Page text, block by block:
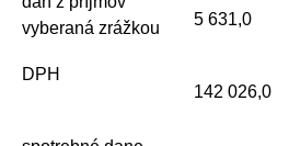
vyberaná zrážkou
5 631,0
DPH
142 026,0